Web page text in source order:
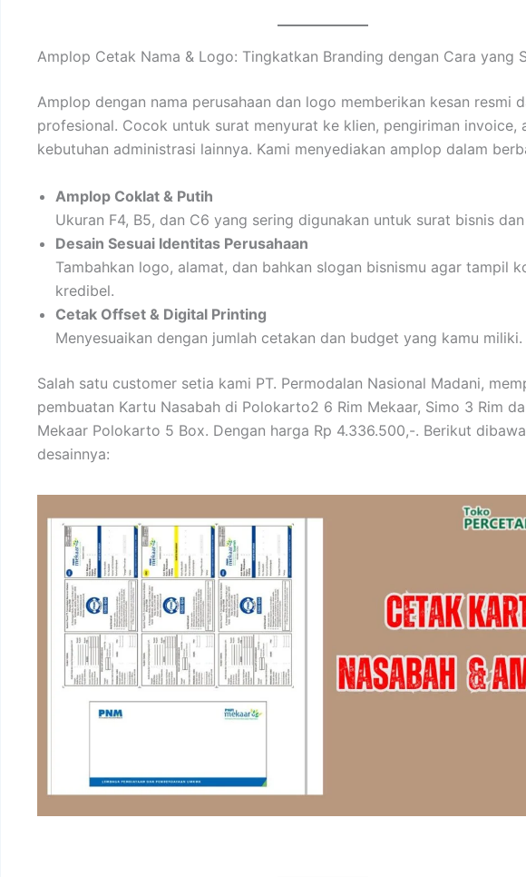
Amplop Cetak Nama & Logo: Tingkatkan Branding dengan Cara yang
Amplop dengan nama perusahaan dan logo memberikan kesan resmi
profesional. Cocok untuk surat menyurat ke klien, pengiriman invoice,
kebutuhan administrasi lainnya. Kami menyediakan amplop dalam
Amplop Coklat & Putih
Ukuran F4, B5, dan C6 yang sering digunakan untuk surat bisnis
Desain Sesuai Identitas Perusahaan
Tambahkan logo, alamat, dan bahkan slogan bisnismu agar tampil
kredibel.
Cetak Offset & Digital Printing
Menyesuaikan dengan jumlah cetakan dan budget yang kamu miliki.
Salah satu customer setia kami PT. Permodalan Nasional Madani,
pembuatan Kartu Nasabah di Polokarto2 6 Rim Mekaar, Simo 3 Rim
Mekaar Polokarto 5 Box. Dengan harga Rp 4.336.500,-. Berikut
desainnya: